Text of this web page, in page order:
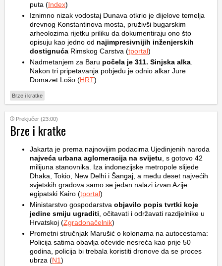
puta (Index)
Iznimno nizak vodostaj Dunava otkrio je dijelove temelja
drevnog Konstantinova mosta, pruživši bugarskim
arheolozima rijetku priliku da dokumentiraju ono što
opisuju kao jedno od najimpresivnijih inženjerskih
dostignuća Rimskog Carstva (tportal)
Nadmetanjem za Baru počela je 311. Sinjska alka
Nakon tri pripetavanja pobjedu je odnio alkar Jure
Domazet Lošo (HRT)
Brze i kratke
Prekjučer (23:00)
Brze i kratke
Jakarta je prema najnovijim podacima Ujedinjenih naroda
najveća urbana aglomeracija na svijetu , s gotovo 42
milijuna stanovnika. Iza indonezijske metropole slijede
Dhaka, Tokio, New Delhi i Šangaj, a među deset najvećih
svjetskih gradova samo se jedan nalazi izvan Azije:
egipatski Kairo (tportal)
Ministarstvo gospodarstva objavilo popis tvrtki koje
jedine smiju ugraditi , očitavati i održavati razdjelnike u
Hrvatskoj (Zgradonačelnik)
Prometni stručnjak Marušić o kolonama na autocestama:
Policija satima obavlja očevide nesreća kao prije 50
godina, policija bi trebala koristiti dronove da se proces
ubrza (N1)